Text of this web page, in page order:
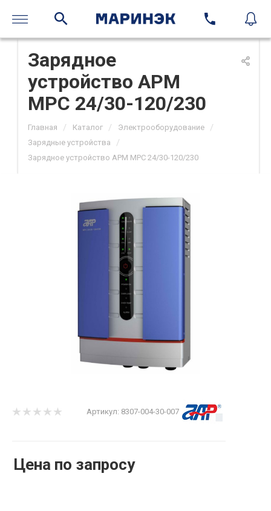
Зарядное
устройство APM
MPC 24/30-120/230
Главная / Каталог / Электрооборудование /
Зарядные устройства /
Зарядное устройство APM MPC 24/30-120/230
Артикул: 8307-004-30-007
Цена по запросу